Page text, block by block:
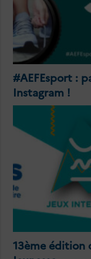
#AEFEsport :
Instagram !
13ème édition